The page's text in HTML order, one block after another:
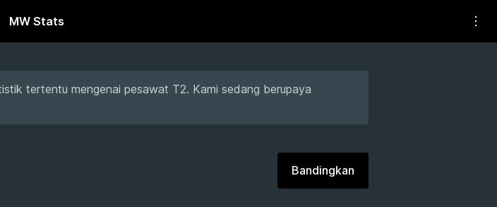
MW Stats
tertentu mengenai pesawat T2. Kami sedang berupaya
Bandingkan